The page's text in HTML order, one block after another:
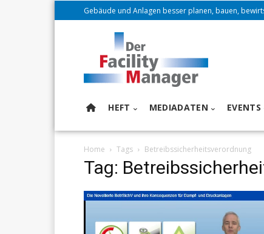
Gebäude und Anlagen besser planen, bauen,
HEFT MEDIADATEN EVENTS
Home Tags Betreibssicherheitsverordnung
Tag: